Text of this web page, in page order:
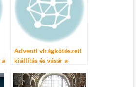
a
Adventi virágkötészeti
kiállítás és vásár a